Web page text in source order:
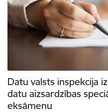
Datu valsts inspekcija
datu aizsardzības
eksāmenu